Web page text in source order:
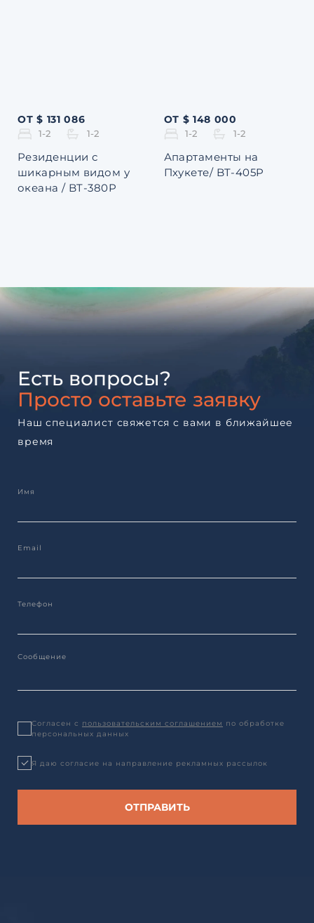
ОТ $ 131 086
1-2 1-2
Резиденции с
шикарным видом у
океана / BT-380P
ОТ $ 148 000
1-2 1-2
Апартаменты на
Пхукете/ BT-405P
Есть вопросы?
Просто оставьте заявку
Наш специалист свяжется с вами в ближайшее
время
Согласен с пользовательским соглашением по обработке
персональных данных
Я даю согласие на направление рекламных рассылок